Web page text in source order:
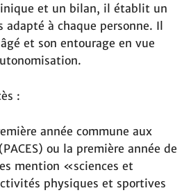
et un bilan, il établit un
adapté à chaque personne. Il
et son entourage en vue
:
année commune aux
ou la première année de
mention «sciences et
physiques et sportives